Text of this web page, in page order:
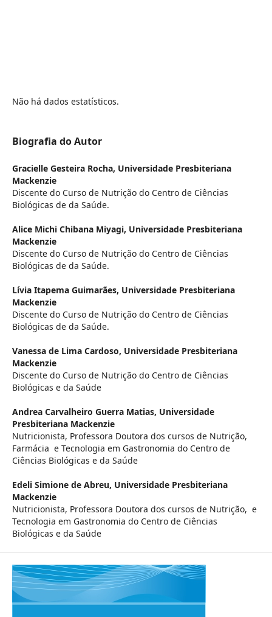
Não há dados estatísticos.
Biografia do Autor
Gracielle Gesteira Rocha, Universidade Presbiteriana
Mackenzie
Discente do Curso de Nutrição do Centro de Ciências
Biológicas de da Saúde.
Alice Michi Chibana Miyagi, Universidade Presbiteriana
Mackenzie
Discente do Curso de Nutrição do Centro de Ciências
Biológicas de da Saúde.
Lívia Itapema Guimarães, Universidade Presbiteriana
Mackenzie
Discente do Curso de Nutrição do Centro de Ciências
Biológicas de da Saúde.
Vanessa de Lima Cardoso, Universidade Presbiteriana
Mackenzie
Discente do Curso de Nutrição do Centro de Ciências
Biológicas e da Saúde
Andrea Carvalheiro Guerra Matias, Universidade
Presbiteriana Mackenzie
Nutricionista, Professora Doutora dos cursos de Nutrição,
Farmácia e Tecnologia em Gastronomia do Centro de
Ciências Biológicas e da Saúde
Edeli Simione de Abreu, Universidade Presbiteriana
Mackenzie
Nutricionista, Professora Doutora dos cursos de Nutrição, e
Tecnologia em Gastronomia do Centro de Ciências
Biológicas e da Saúde